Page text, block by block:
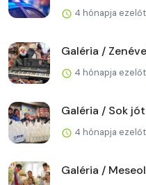
4 hónapja
Galéria /
4 hónapja
Galéria / Sok
4 hónapja
Galéria /